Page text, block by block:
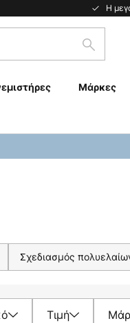
Η
Μάρκες
Σχεδιασμός
Τιμή